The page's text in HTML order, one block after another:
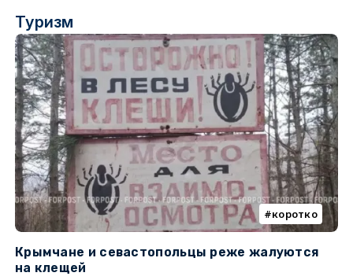
Туризм
коротко
Крымчане и севастопольцы реже жалуются
на клещей